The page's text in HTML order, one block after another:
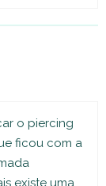
o piercing
ficou com a
existe uma